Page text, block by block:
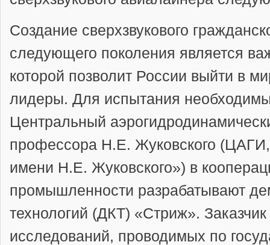
Создание сверхзвукового
следующего поколения является
которой позволит России выйти в
лидеры. Для испытания
Центральный
профессора Н.Е. Жуковского
имени Н.Е. Жуковского») в
промышленности разрабатывают
технологий (ДКТ) «Стриж».
исследований, проводимых по